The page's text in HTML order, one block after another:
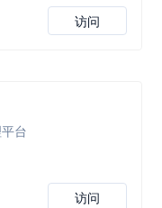
访问
台
访问